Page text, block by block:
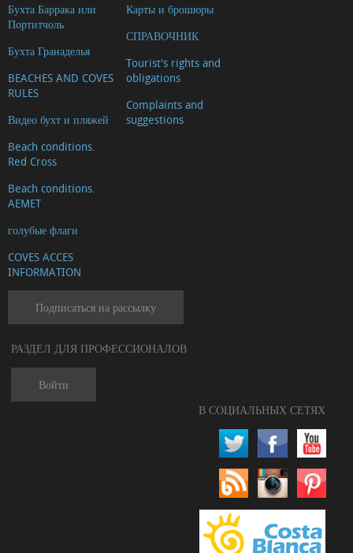
Бухта Баррака или
Портитчоль
Бухта Гранаделья
BEACHES AND COVES
RULES
Видео бухт и пляжей
Beach conditions.
Red Cross
Beach conditions.
AEMET
голубые флаги
COVES ACCES
INFORMATION
Карты и брошюры
СПРАВОЧНИК
Tourist's rights and
obligations
Complaints and
suggestions
Подписаться на рассылку
РАЗДЕЛ ДЛЯ ПРОФЕССИОНАЛОВ
Войти
В СОЦИАЛЬНЫХ СЕТЯХ